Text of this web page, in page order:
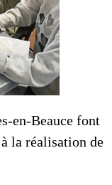
en-Beauce font
la réalisation de